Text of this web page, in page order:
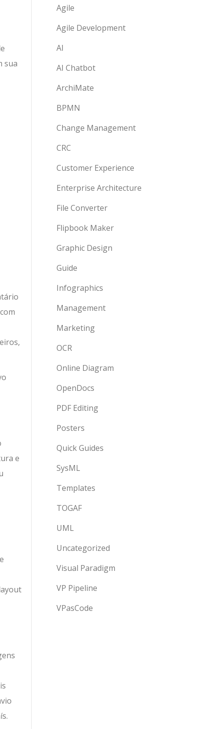
sua
e
Agile
Agile Development
AI
AI Chatbot
ArchiMate
BPMN
Change Management
CRC
Customer Experience
Enterprise Architecture
File Converter
Flipbook Maker
Graphic Design
Guide
Infographics
Management
Marketing
OCR
Online Diagram
OpenDocs
PDF Editing
Posters
Quick Guides
SysML
Templates
TOGAF
UML
Uncategorized
Visual Paradigm
VP Pipeline
VPasCode